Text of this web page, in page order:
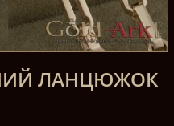
ЛАНЦЮЖОК